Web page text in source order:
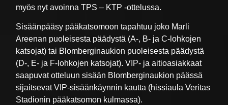
myös nyt avoinna TPS – KTP -ottelussa.
Sisäänpääsy pääkatsomoon tapahtuu joko Marli
Areenan puoleisesta päädystä (A-, B- ja C-lohkojen
katsojat) tai Blomberginaukion puoleisesta päädystä
(D-, E- ja F-lohkojen katsojat). VIP- ja aitioasiakkaat
saapuvat otteluun sisään Blomberginaukion päässä
sijaitsevat VIP-sisäänkäynnin kautta (hissiaula Veritas
Stadionin pääkatsomon kulmassa).